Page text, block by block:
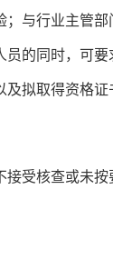
与行业主管
的同时，可
拟取得资格
受核查或未